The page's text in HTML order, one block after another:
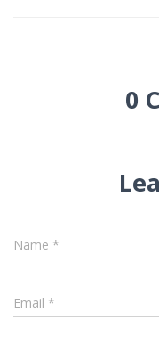
0
Name *
Email *